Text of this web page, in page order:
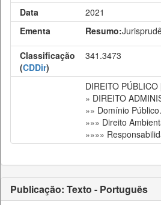
Data
2021
Ementa
Resumo:
Classificação
(CDDir)
341.3473
DIREITO PÚBLICO
» DIREITO
»» Domínio
»»» Direito
»»»»
Publicação: Texto - Português